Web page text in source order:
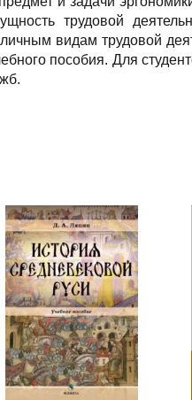
трудовой
видам трудовой
пособия. Для